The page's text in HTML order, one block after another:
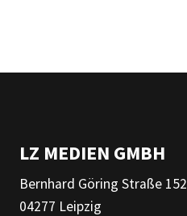
LZ MEDIEN GMBH
Bernhard Göring Straße 152
04277 Leipzig